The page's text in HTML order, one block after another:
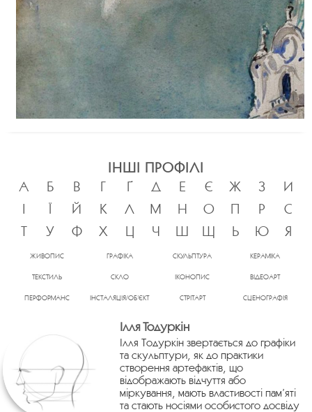
ІНШІ ПРОФІЛІ
А
Б В Г Ґ Д Е Є Ж З
И
І
Ї Й К Л М Н О П Р
С
Т
У Ф Х Ц Ч Ш Щ Ь Ю Я
ЖИВОПИС ГРАФІКА СКУЛЬПТУРА КЕРАМІКА
ТЕКСТИЛЬ СКЛО ІКОНОПИС ВІДЕОАРТ
ПЕРФОРМАНС ІНСТАЛЯЦІЯ/ОБ’ЄКТ СТРІТАРТ СЦЕНОГРАФІЯ
Ілля Тодуркін
Ілля Тодуркін звертається до графіки
та скульптури, як до практики
створення артефактів, що
відображають відчуття або
міркування, мають властивості пам’яті
та стають носіями особистого досвіду